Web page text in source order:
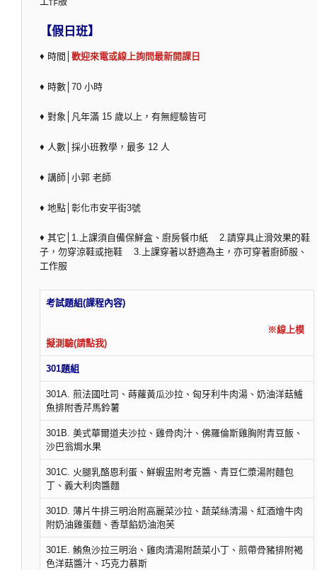
【假日班】
♦ 時間│ 歡迎來電或線上詢問最新開課日
♦ 時數│70 小時
♦ 對象│凡年滿 15 歲以上，有無經驗皆可
♦ 人數│採小班教學，最多 12 人
♦ 講師│小郭 老師
♦ 地點│彰化市安平街3號
♦ 其它│1.上課須自備保鮮盒、廚房餐巾紙 2.請穿具止滑效果的鞋
子，勿穿涼鞋或拖鞋 3.上課穿著以舒適為主，亦可穿著廚師服、
工作服
考試題組(課程內容)
※線上模
擬測驗(請點我)
301題組
301A. 煎法國吐司、蒔蘿黃瓜沙拉、匈牙利牛肉湯、奶油洋菇鱸
魚排附香芹馬鈴薯
301B. 美式華爾道夫沙拉、雞骨肉汁、佛羅倫斯雞胸附青豆飯、
沙巴翁焗水果
301C. 火腿乳酪恩利蛋、鮮蝦盅附考克醬、青豆仁漿湯附麵包
丁、義大利肉醬麵
301D. 薄片牛排三明治附高麗菜沙拉、蔬菜絲清湯、紅酒燴牛肉
附奶油雞蛋麵、香草餡奶油泡芙
301E. 鮪魚沙拉三明治、雞肉清湯附蔬菜小丁、煎帶骨豬排附褐
色洋菇醬汁、巧克力慕斯